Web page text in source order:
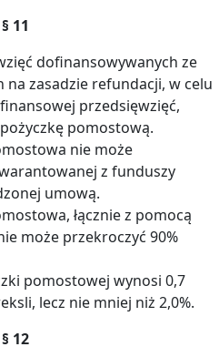
§ 11
dofinansowywanych ze
zasadzie refundacji, w celu
przedsięwzięć,
pomostową.
nie może
z funduszy
umową.
łącznie z pomocą
może przekroczyć 90%
pomostowej wynosi 0,7
lecz nie mniej niż 2,0%.
§ 12